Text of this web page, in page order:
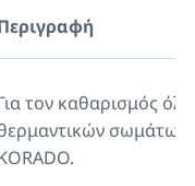
τον καθαρισμός
σωμάτων